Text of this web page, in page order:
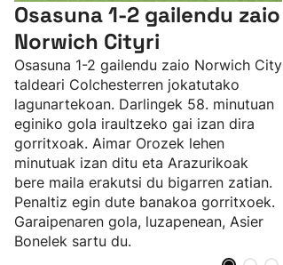
Osasuna 1-2 gailendu zaio
Norwich Cityri
Osasuna 1-2 gailendu zaio Norwich City
taldeari Colchesterren jokatutako
lagunartekoan. Darlingek 58. minutuan
eginiko gola iraultzeko gai izan dira
gorritxoak. Aimar Orozek lehen
minutuak izan ditu eta Arazurikoak
bere maila erakutsi du bigarren zatian.
Penaltiz egin dute banakoa gorritxoek.
Garaipenaren gola, luzapenean, Asier
Bonelek sartu du.